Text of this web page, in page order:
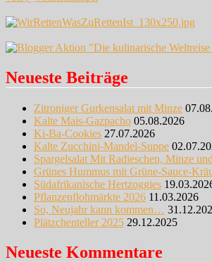
Neueste Beiträge
Zitroniger Gurkensalat mit Minze
Kalte Mais-Gazpacho 05.08.2026
Ki-Ba-Cookies 27.07.2026
Kalte Zucchini-Mandel-Suppe
Spargelsalat Mit Radieschen, Minze
Grünes Hummus mit Grüne-Sauce-
Südafrikanische Hertzoggies
Pflanzenflohmärkte 2026 11.03.2026
So, Neujahr kann kommen…
Plätzchenteller 2025 29.12.2025
Neueste Kommentare